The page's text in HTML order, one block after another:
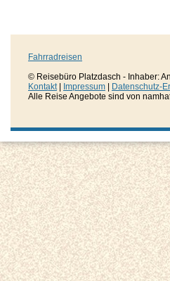
Fahrradreisen
© Reisebüro Platzdasch - Inhaber:
Kontakt| Impressum
Datenschutz-
Alle Reise Angebote sind von